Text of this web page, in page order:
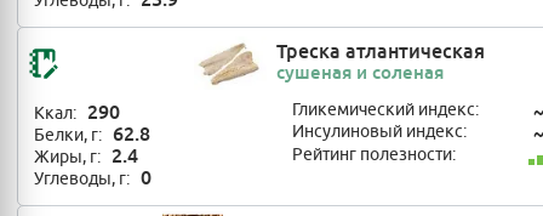
Треска атлантическая
сушеная и соленая
Ккал: 290
Белки, г: 62.8
Жиры, г: 2.4
Углеводы, г: 0
Гликемический индекс: ~
Инсулиновый индекс: ~
Рейтинг полезности: